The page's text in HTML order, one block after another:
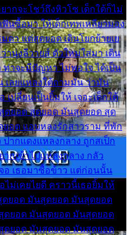
ากจะโชว์ถึงหิวโซ เด็กใต้ก็ไม่
นซื้อมา ให้เด็กเทพเหลียวมอง
ดา แต่สุดยอด เดินโยกย้ายเย
านุ่งลีวายส์ ตัวใหม่ใส่มา เดิน
าจะมีปัญหา ไม่พอใจ ได้เป็น
เลยแหลงใต้ถามมัน ว่ามัน
ปลี่ยนเป็นยิ้มให้ เจอะเด็กใต้
ดยอด สุดยอด มันสุดยอด สุด
อด แอบหลงรักสาวราม ที่พัก
ปากแดงแหลงกลาง ถูกสเป็ก
ากเข้าไปแหลงกลาง กลัว
อ เธอมาซื้อข้าว แต่ก่อนนั้น
ไม่เคยไยดี คราวนี้เธอยิ้มให้
ดยอด มันสุดยอด มันสุดยอด
ยอด มันสุดยอด มันสุดยอด
ยอด มันสุดยอด มันสุดยอด